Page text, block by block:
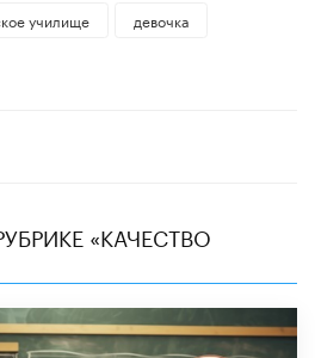
училище
девочка
«КАЧЕСТВО